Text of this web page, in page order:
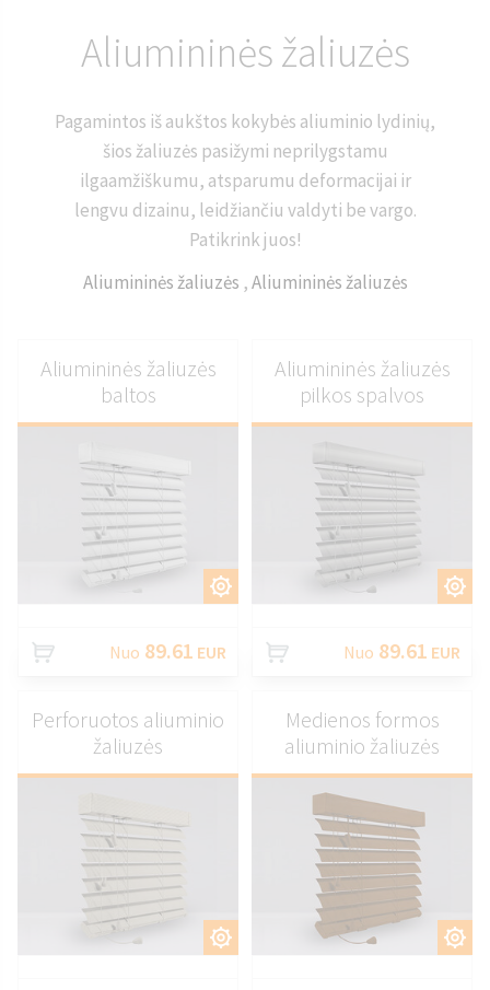
Aliumininės žaliuzės
Pagamintos iš aukštos kokybės aliuminio lydinių,
šios žaliuzės pasižymi neprilygstamu
ilgaamžiškumu, atsparumu deformacijai ir
lengvu dizainu, leidžiančiu valdyti be vargo.
Patikrink juos!
Aliumininės žaliuzės ,Aliumininės žaliuzės
Aliumininės žaliuzės
baltos
Nuo 89.61 EUR
Aliumininės žaliuzės
pilkos spalvos
Nuo 89.61 EUR
Perforuotos aliuminio
žaliuzės
PRITAIKYTI
Medienos formos
aliuminio žaliuzės